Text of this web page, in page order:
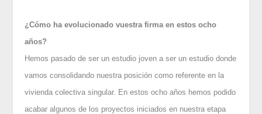
¿Cómo ha evolucionado vuestra firma en estos ocho
años?
Hemos pasado de ser un estudio joven a ser un estudio donde
vamos consolidando nuestra posición como referente en la
vivienda colectiva singular. En estos ocho años hemos podido
acabar algunos de los proyectos iniciados en nuestra etapa